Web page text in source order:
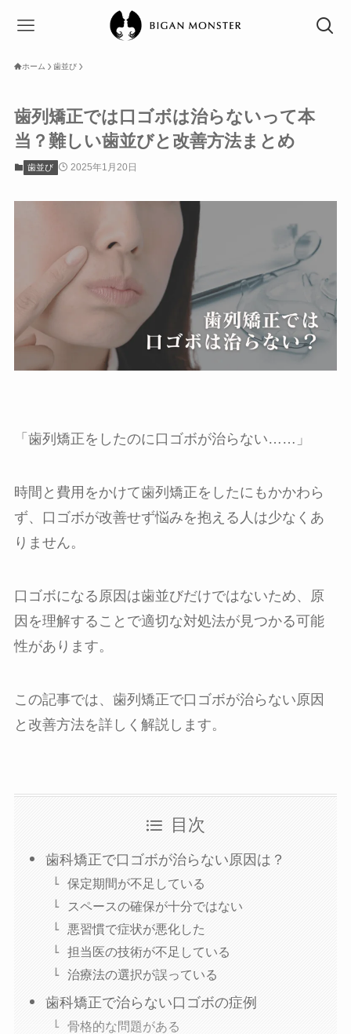
ホーム 歯並び
歯列矯正では口ゴボは治らないって本
当？難しい歯並びと改善方法まとめ
歯並び 2025年1月20日
「歯列矯正をしたのに口ゴボが治らない……」
時間と費用をかけて歯列矯正をしたにもかかわら
ず、口ゴボが改善せず悩みを抱える人は少なくあ
りません。
口ゴボになる原因は歯並びだけではないため、原
因を理解することで適切な対処法が見つかる可能
性があります。
この記事では、歯列矯正で口ゴボが治らない原因
と改善方法を詳しく解説します。
目次
歯科矯正で口ゴボが治らない原因は？
保定期間が不足している
スペースの確保が十分ではない
悪習慣で症状が悪化した
担当医の技術が不足している
治療法の選択が誤っている
歯科矯正で治らない口ゴボの症例
骨格的な問題がある